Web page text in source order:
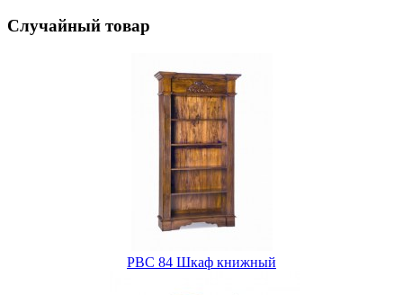
Случайный товар
PBC 84 Шкаф книжный